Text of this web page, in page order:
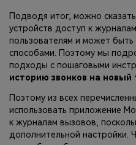
Подводя итог, можно
устройств доступ к
пользователям и может
способами. Поэтому мы
подходы с пошаговыми
историю звонков на новый
Поэтому из всех
использовать приложение
к журналам вызовов,
дополнительной